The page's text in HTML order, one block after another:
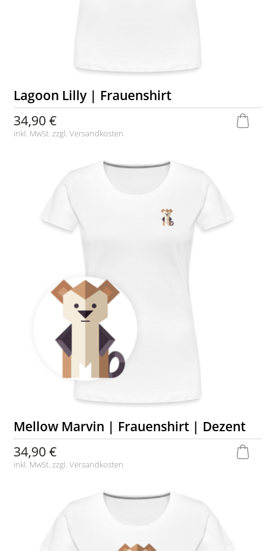
Lagoon Lilly | Frauenshirt
34,90 €
inkl. MwSt. zzgl.Versandkosten
Mellow Marvin | Frauenshirt | Dezent
34,90 €
inkl. MwSt. zzgl.Versandkosten